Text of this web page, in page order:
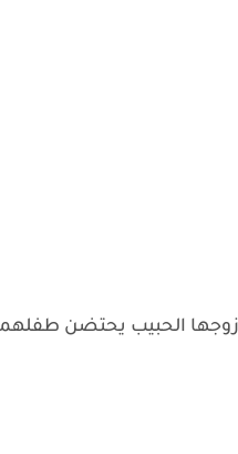
الحبيب يحتضن